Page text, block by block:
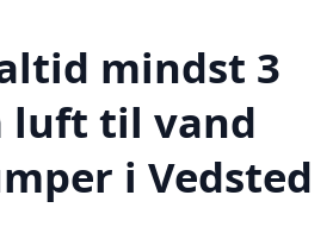
mindst 3
luft til vand
i Vedsted